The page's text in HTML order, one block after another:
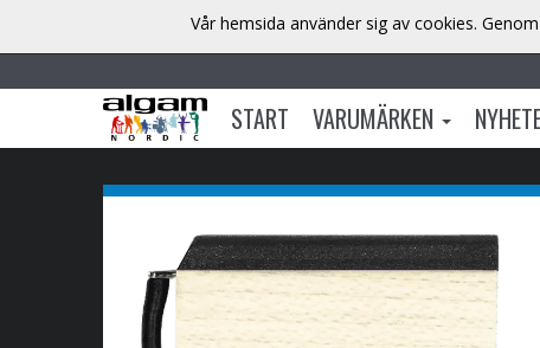
START VARUMÄRKEN
Vår hemsida använder sig av cookies.